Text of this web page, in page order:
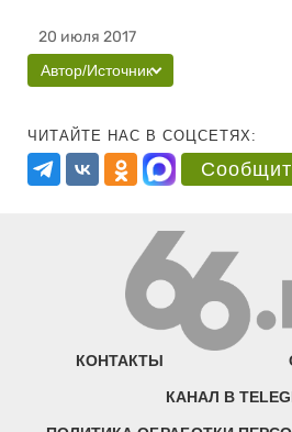
20 июля 2017
Автор/Источник
ЧИТАЙТЕ НАС В СОЦСЕТЯХ:
КОНТАКТЫ
КАНАЛ В